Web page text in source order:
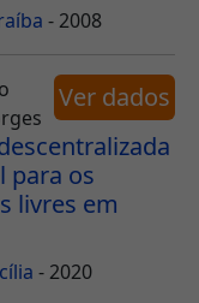
- 2008
para os
livres em
- 2020
Ver dados